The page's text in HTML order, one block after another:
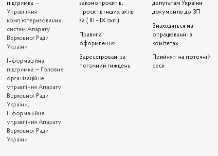
підтримка —
Управління
комп'ютеризованих
систем Апарату
Верховної Ради
України
Iнформаційна
підтримка — Головне
організаційне
управління Апарату
Верховної Ради
України,
Інформаційне
управління Апарату
Верховної Ради
України
законопроєктів,
проєктів інших актів
за ( III – IX скл.)
Правила
оформлення
Зареєстровані за
поточний тиждень
депутатам України
документів до ЗП
Знаходяться на
опрацюванні в
комітетах
Прийняті на поточній
сесії